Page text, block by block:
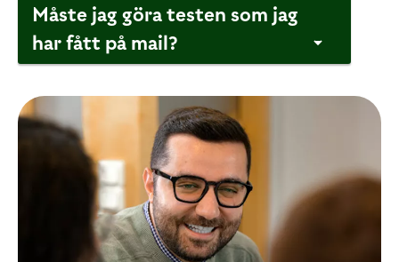
Måste jag göra testen som jag
har fått på mail?